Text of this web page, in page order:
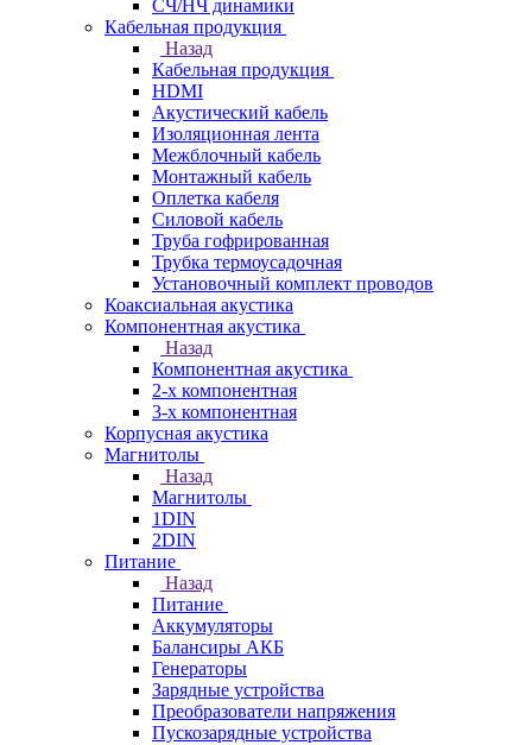
СЧ/НЧ динамики
Кабельная продукция
Назад
Кабельная продукция
HDMI
Акустический кабель
Изоляционная лента
Межблочный кабель
Монтажный кабель
Оплетка кабеля
Силовой кабель
Труба гофрированная
Трубка термоусадочная
Установочный комплект проводов
Коаксиальная акустика
Компонентная акустика
Назад
Компонентная акустика
2-х компонентная
3-х компонентная
Корпусная акустика
Магнитолы
Назад
Магнитолы
1DIN
2DIN
Питание
Назад
Питание
Аккумуляторы
Балансиры АКБ
Генераторы
Зарядные устройства
Преобразователи напряжения
Пускозарядные устройства